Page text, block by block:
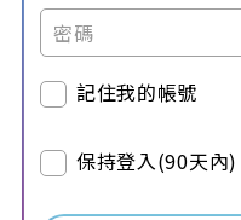
記住我的帳號
保持登入(90天內)